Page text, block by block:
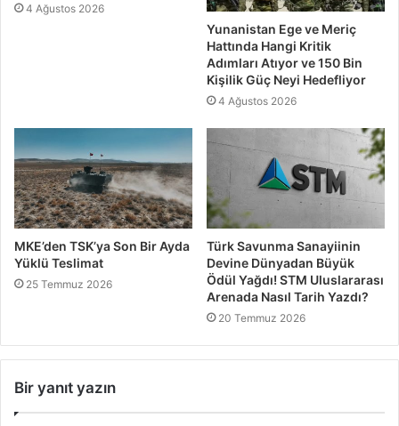
4 Ağustos 2026
Yunanistan Ege ve Meriç
Hattında Hangi Kritik
Adımları Atıyor ve 150 Bin
Kişilik Güç Neyi Hedefliyor
4 Ağustos 2026
MKE’den TSK’ya Son Bir Ayda
Yüklü Teslimat
25 Temmuz 2026
Türk Savunma Sanayiinin
Devine Dünyadan Büyük
Ödül Yağdı! STM Uluslararası
Arenada Nasıl Tarih Yazdı?
20 Temmuz 2026
Bir yanıt yazın